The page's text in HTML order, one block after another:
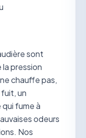
sont
pression
chauffe pas,
un
fume à
odeurs
Nos